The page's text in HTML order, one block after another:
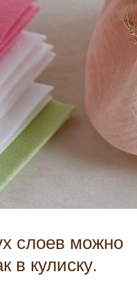
слоев можно
в кулиску.